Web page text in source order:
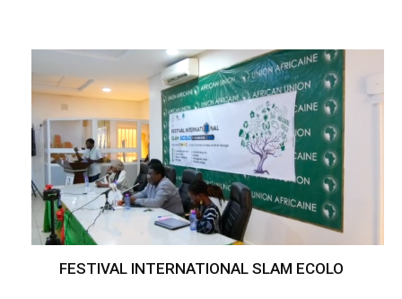
FESTIVAL INTERNATIONAL SLAM ECOLO